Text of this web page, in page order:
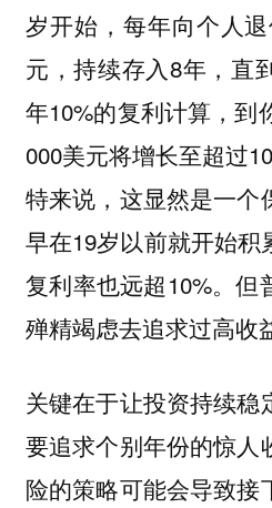
岁开始，每年向个人
元，持续存入8年，直
年10%的复利计算，到
000美元将增长至超过
特来说，这显然是一个
早在19岁以前就开始积
复利率也远超10%。但
殚精竭虑去追求过高收
关键在于让投资持续稳
要追求个别年份的惊人
险的策略可能会导致接